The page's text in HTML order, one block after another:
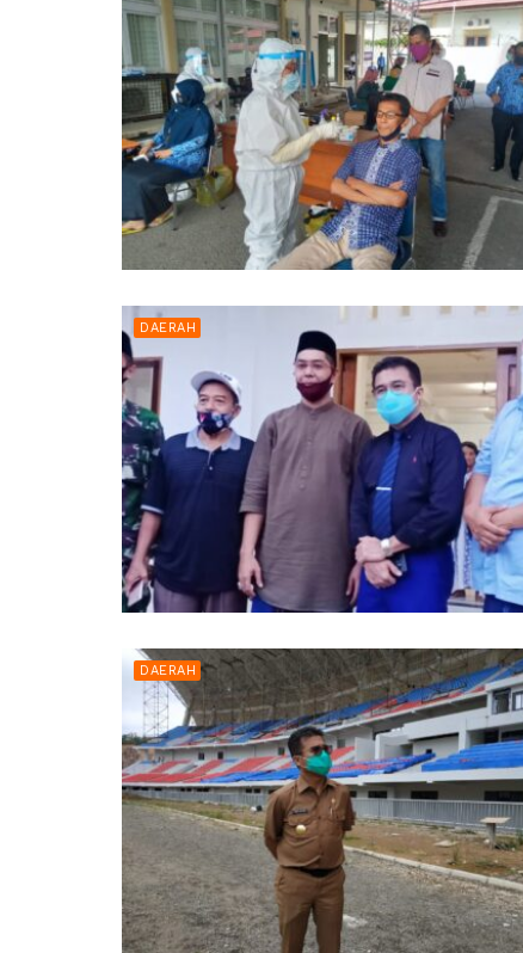
DAERAH
DAERAH